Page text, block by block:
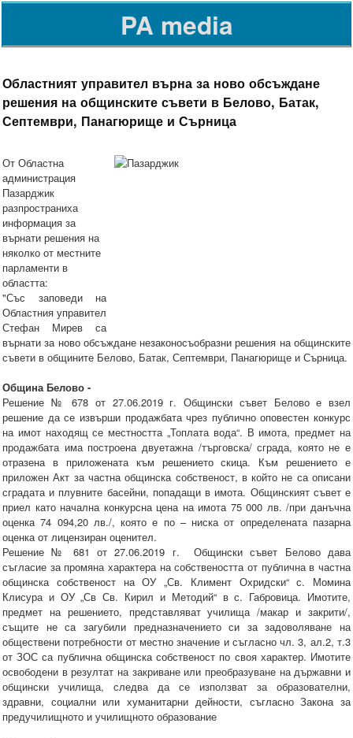
PA media
Областният управител върна за ново обсъждане
решения на общинските съвети в Белово, Батак,
Септември, Панагюрище и Сърница
От Областна
администрация
Пазарджик
разпространиха
информация за
върнати решения на
няколко от местните
парламенти в
областта:
"Със заповеди на
Областния управител
Стефан Мирев са
върнати за ново обсъждане незаконосъобразни решения на общинските
съвети в общините Белово, Батак, Септември, Панагюрище и Сърница.
Община Белово -
Решение № 678 от 27.06.2019 г. Общински съвет Белово е взел
решение да се извърши продажбата чрез публично оповестен конкурс
на имот находящ се местността „Топлата вода“. В имота, предмет на
продажбата има построена двуетажна /търговска/ сграда, която не е
отразена в приложената към решението скица. Към решението е
приложен Акт за частна общинска собственост, в който не са описани
сградата и плувните басейни, попадащи в имота. Общинският съвет е
приел като начална конкурсна цена на имота 75 000 лв. /при данъчна
оценка 74 094,20 лв./, която е по – ниска от определената пазарна
оценка от лицензиран оценител.
Решение № 681 от 27.06.2019 г. Общински съвет Белово дава
съгласие за промяна характера на собствеността от публична в частна
общинска собственост на ОУ „Св. Климент Охридски“ с. Момина
Клисура и ОУ „Св Св. Кирил и Методий“ в с. Габровица. Имотите,
предмет на решението, представляват училища /макар и закрити/,
същите не са загубили предназначението си за задоволяване на
обществени потребности от местно значение и съгласно чл. 3, ал.2, т.3
от ЗОС са публична общинска собственост по своя характер. Имотите
освободени в резултат на закриване или преобразуване на държавни и
общински училища, следва да се използват за образователни,
здравни, социални или хуманитарни дейности, съгласно Закона за
предучилищното и училищното образование